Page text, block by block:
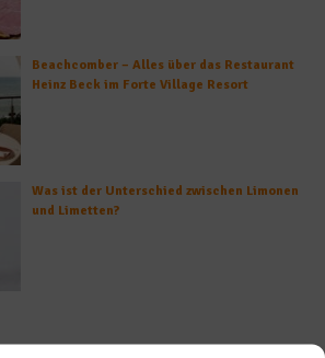
Beachcomber – Alles über das Restaurant
Heinz Beck im Forte Village Resort
Was ist der Unterschied zwischen Limonen
und Limetten?